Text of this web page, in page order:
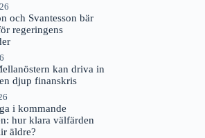
och Svantesson bär
regeringens
kan driva in
djup finanskris
i kommande
hur klara välfärden
äldre?